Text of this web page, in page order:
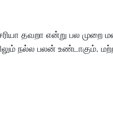
தவறா என்று பல முறை
நல்ல பலன் உண்டாகும்.